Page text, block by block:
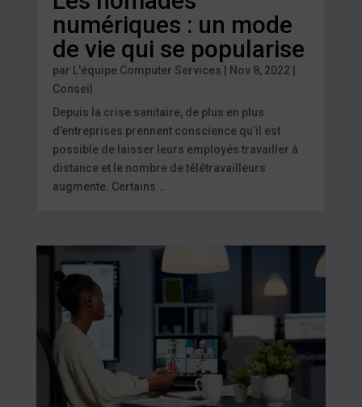
numériques : un mode
de vie qui se popularise
par L'équipe Computer Services Nov 8, 2022
Conseil
Depuis la crise sanitaire, de plus en plus
d’entreprises prennent conscience qu’il est
possible de laisser leurs employés travailler à
distance et le nombre de télétravailleurs
augmente. Certains...